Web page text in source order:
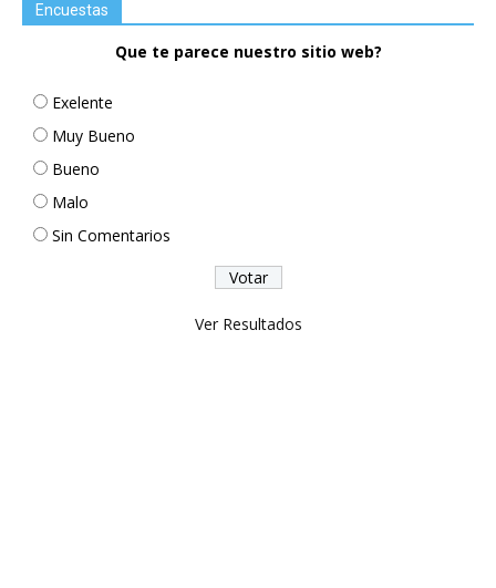
Encuestas
Que te parece nuestro sitio web?
Exelente
Muy Bueno
Bueno
Malo
Sin Comentarios
Ver Resultados